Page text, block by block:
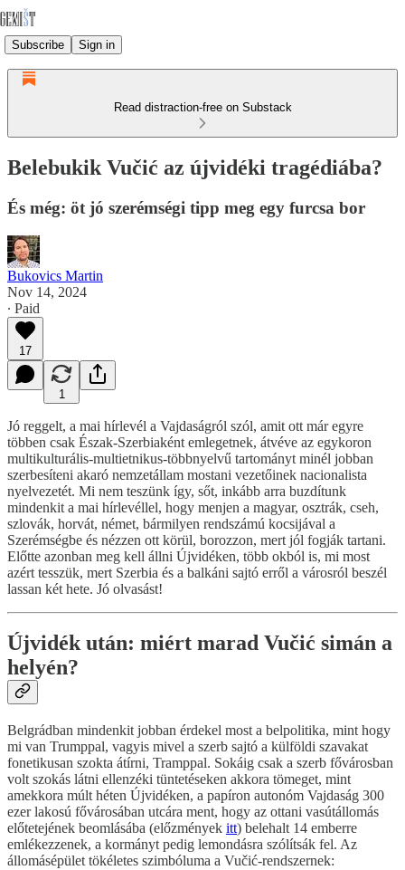
Subscribe Sign in
Read distraction-free on Substack
Belebukik Vučić az újvidéki tragédiába?
És még: öt jó szerémségi tipp meg egy furcsa bor
Bukovics Martin
Nov 14, 2024
∙ Paid
17
1
Jó reggelt, a mai hírlevél a Vajdaságról szól, amit ott már egyre
többen csak Észak-Szerbiaként emlegetnek, átvéve az egykoron
multikulturális-multietnikus-többnyelvű tartományt minél jobban
szerbesíteni akaró nemzetállam mostani vezetőinek nacionalista
nyelvezetét. Mi nem teszünk így, sőt, inkább arra buzdítunk
mindenkit a mai hírlevéllel, hogy menjen a magyar, osztrák, cseh,
szlovák, horvát, német, bármilyen rendszámú kocsijával a
Szerémségbe és nézzen ott körül, borozzon, mert jól fogják tartani.
Előtte azonban meg kell állni Újvidéken, több okból is, mi most
azért tesszük, mert Szerbia és a balkáni sajtó erről a városról beszél
lassan két hete. Jó olvasást!
Újvidék után: miért marad Vučić simán a
helyén?
Belgrádban mindenkit jobban érdekel most a belpolitika, mint hogy
mi van Trumppal, vagyis mivel a szerb sajtó a külföldi szavakat
fonetikusan szokta átírni, Tramppal. Sokáig csak a szerb fővárosban
volt szokás látni ellenzéki tüntetéseken akkora tömeget, mint
amekkora múlt héten Újvidéken, a papíron autonóm Vajdaság 300
ezer lakosú fővárosában utcára ment, hogy az ottani vasútállomás
előtetejének beomlásába (előzmények itt) belehalt 14 emberre
emlékezzenek, a kormányt pedig lemondásra szólítsák fel. Az
állomásépület tökéletes szimbóluma a Vučić-rendszernek: